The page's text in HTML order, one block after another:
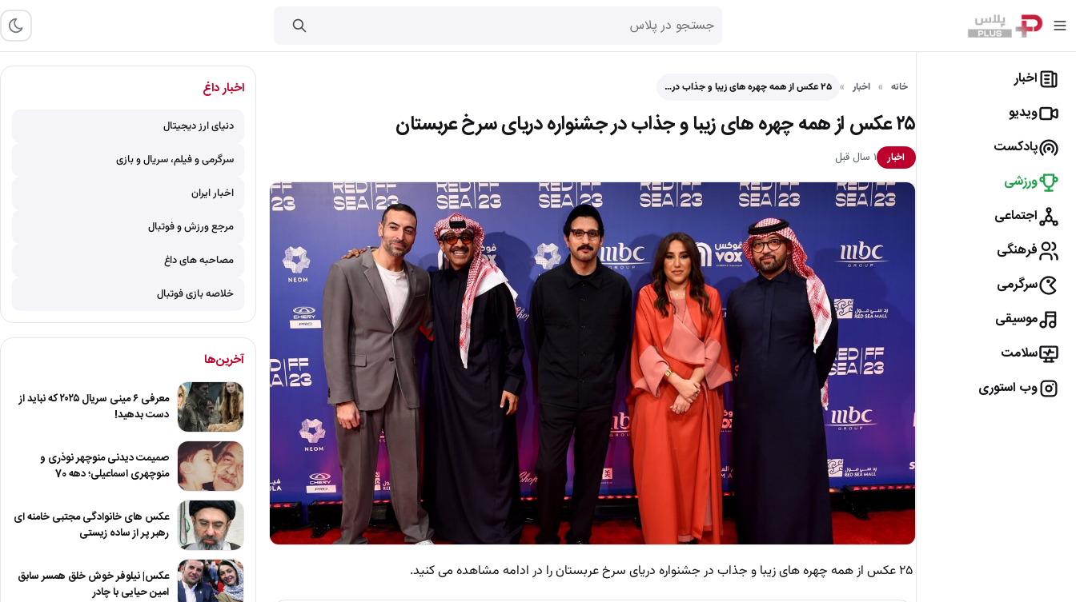
اخبار
ویدیو
پادکست
ورزشی
اجتماعی
فرهنگی
سرگرمی
موسیقی
سلامت
وب استوری
خانه اخبار ۲۵ عکس از همه چهره های زیبا و جذاب در…
۲۵ عکس از همه چهره های زیبا و جذاب در جشنواره دریای سرخ عربستان
اخبار ۱ سال قبل
۲۵ عکس از همه چهره های زیبا و جذاب در جشنواره دریای سرخ عربستان را در ادامه مشاهده می کنید.
اخبار داغ
دنیای ارز دیجیتال
سرگرمی و فیلم، سریال و بازی
اخبار ایران
مرجع ورزش و فوتبال
مصاحبه های داغ
خلاصه بازی فوتبال
آخرین‌ها
معرفی ۶ مینی سریال ۲۰۲۵ که نباید از
دست بدهید!
صمیمت دیدنی منوچهر نوذری و
منوچهری اسماعیلی؛ دهه 70
عکس های خانوادگی مجتبی خامنه ای
رهبر پر از ساده زیستی
عکس| نیلوفر خوش خلق همسر سابق
امین حیایی با چادر